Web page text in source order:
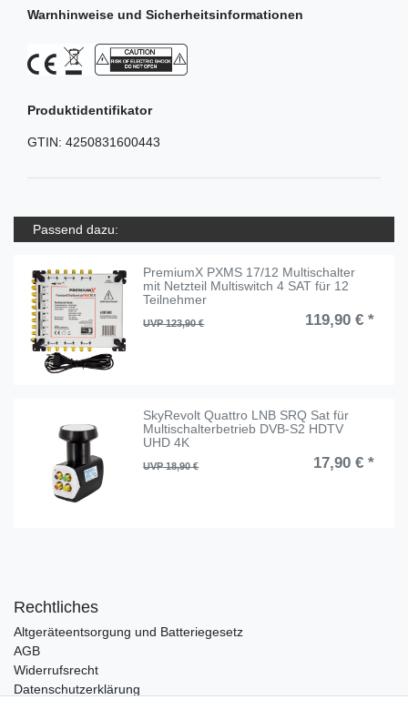
Warnhinweise und Sicherheitsinformationen
Produktidentifikator
GTIN: 4250831600443
Passend dazu:
PremiumX PXMS 17/12 Multischalter
mit Netzteil Multiswitch 4 SAT für 12
Teilnehmer
UVP 123,90 € 119,90 € *
SkyRevolt Quattro LNB SRQ Sat für
Multischalterbetrieb DVB-S2 HDTV
UHD 4K
UVP 18,90 € 17,90 € *
Rechtliches
Altgeräteentsorgung und Batteriegesetz
AGB
Widerrufsrecht
Datenschutzerklärung